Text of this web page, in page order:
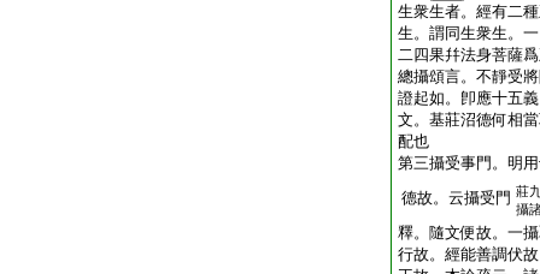
生衆生者。經有二
生。謂同生衆生。
二四果幷法身菩薩
總攝頌言。不靜受
證起如。卽應十五
文。基莊沼德何相
配也
第三攝受事門。明
德故。云攝受門 莊
攝
釋。隨文便故。一
行故。經能善調伏